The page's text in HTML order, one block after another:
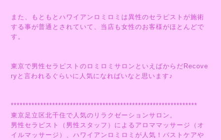
また、もともとハワイアンロミロミは異性のセラピストが施術
する事が普通とされていて、当店も女性のお客様がほとんどで
す。
東京で男性セラピストのロミロミサロンといえばからだRecove
ryと言われるぐらいに人気になればいなと思います♪
***************************************************************
東京足立区北千住で人気のリラクゼーションサロン。
男性セラピスト（男性スタッフ）によるアロママッサージ（オ
イルマッサージ）、ハワイアンロミロミが人気！バストケアや